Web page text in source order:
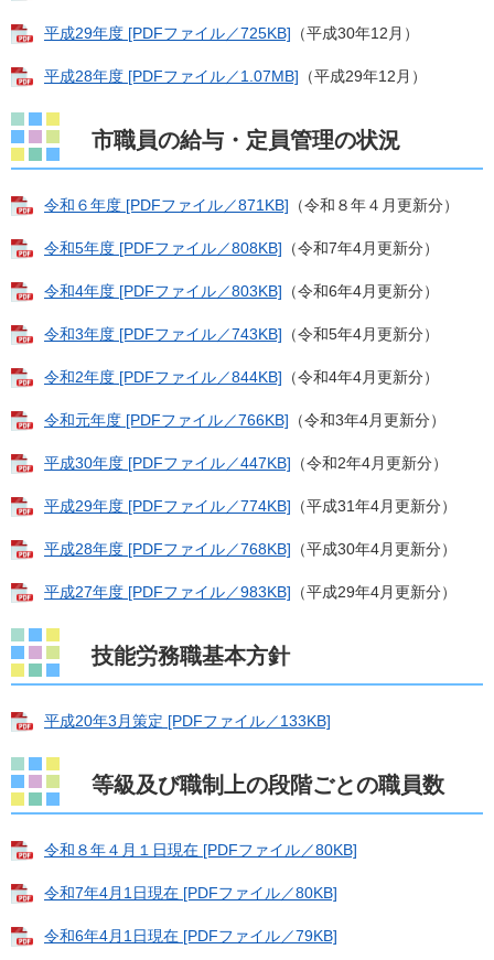
平成29年度 [PDFファイル／725KB] （平成30年12月）
平成28年度 [PDFファイル／1.07MB] （平成29年12月）
市職員の給与・定員管理の状況
令和６年度 [PDFファイル／871KB] （令和８年４月更新分）
令和5年度 [PDFファイル／808KB] （令和7年4月更新分）
令和4年度 [PDFファイル／803KB] （令和6年4月更新分）​
令和3年度 [PDFファイル／743KB] （令和5年4月更新分）
令和2年度 [PDFファイル／844KB] （令和4年4月更新分）
令和元年度 [PDFファイル／766KB] （令和3年4月更新分）
平成30年度 [PDFファイル／447KB] （令和2年4月更新分）
平成29年度 [PDFファイル／774KB] （平成31年4月更新分）
平成28年度 [PDFファイル／768KB] （平成30年4月更新分）
平成27年度 [PDFファイル／983KB] （平成29年4月更新分）
技能労務職基本方針
平成20年3月策定 [PDFファイル／133KB]
等級及び職制上の段階ごとの職員数
令和８年４月１日現在 [PDFファイル／80KB]
令和7年4月1日現在 [PDFファイル／80KB]
令和6年4月1日現在 [PDFファイル／79KB]